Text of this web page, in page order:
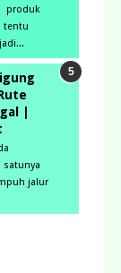
produk
tentu
|
jalur